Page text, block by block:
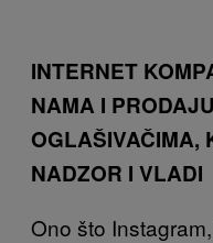
INTERNET
NAMA I
OGLAŠIVAČIMA,
NADZOR I VLADI
Ono što